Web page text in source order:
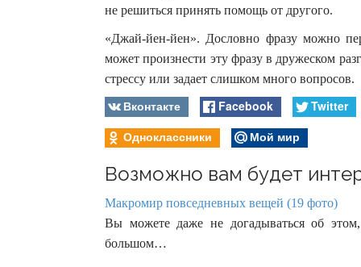
не решиться принять помощь от другого.
«Джай-йен-йен». Дословно фразу можно
может произнести эту фразу в дружеском
стрессу или задает слишком много вопросов.
Вконтакте Facebook
Twitter
Одноклассники
Мой мир
Возможно вам будет
Макромир повседневных вещей (19 фото)
Вы можете даже не догадываться об
большом…